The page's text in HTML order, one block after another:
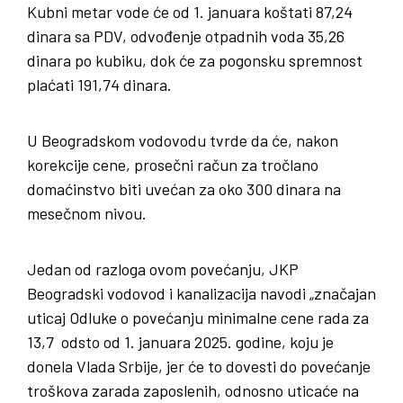
Kubni metar vode će od 1. januara koštati 87,24
dinara sa PDV, odvođenje otpadnih voda 35,26
dinara po kubiku, dok će za pogonsku spremnost
plaćati 191,74 dinara.
U Beogradskom vodovodu tvrde da će, nakon
korekcije cene, prosečni račun za tročlano
domaćinstvo biti uvećan za oko 300 dinara na
mesečnom nivou.
Jedan od razloga ovom povećanju, JKP
Beogradski vodovod i kanalizacija navodi „značajan
uticaj Odluke o povećanju minimalne cene rada za
13,7 odsto od 1. januara 2025. godine, koju je
donela Vlada Srbije, jer će to dovesti do povećanje
troškova zarada zaposlenih, odnosno uticaće na